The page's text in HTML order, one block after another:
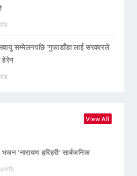
सम्मेलनपछि ‘गुफाडाँडा’लाई सरकारले
हेरेन
View All
‘नारायण हरिहरी’ सार्बजनिक